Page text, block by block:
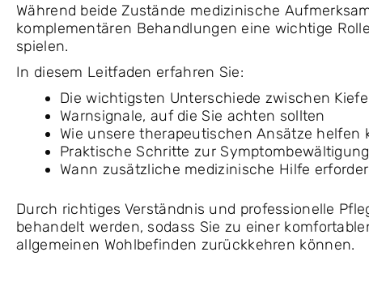
Während beide Zustände medizinische
komplementären Behandlungen eine wichtige
spielen.
In diesem Leitfaden erfahren Sie:
Die wichtigsten Unterschiede zwischen
Warnsignale, auf die Sie achten sollten
Wie unsere therapeutischen Ansätze helfen
Praktische Schritte zur Symptombewältigung
Wann zusätzliche medizinische Hilfe
Durch richtiges Verständnis und professionelle
behandelt werden, sodass Sie zu einer
allgemeinen Wohlbefinden zurückkehren können.